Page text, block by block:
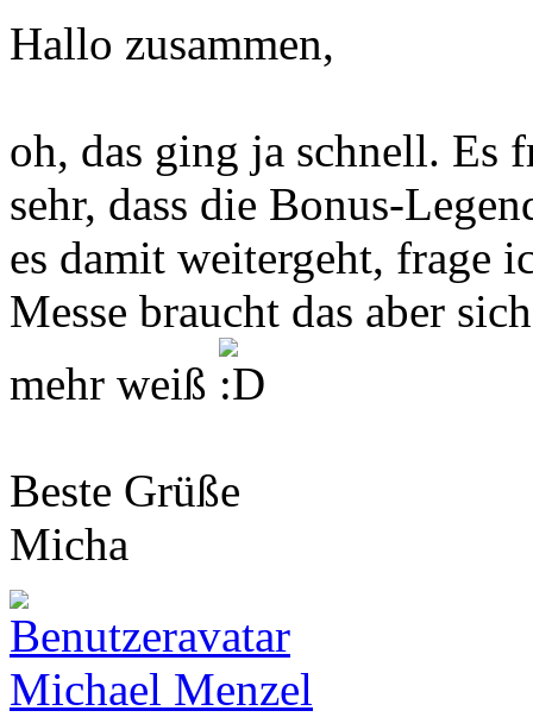
Hallo zusammen,
oh, das ging ja schnell. Es
sehr, dass die Bonus-
es damit weitergeht, frage
Messe braucht das aber
mehr weiß
Beste Grüße
Micha
Michael Menzel